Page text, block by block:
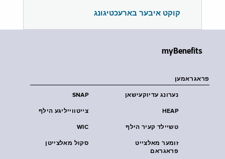
קוקט איבער בארעכטיגונג
myBenefits
פראגראמען
SNAP נערונג עדיוקעישאן
צייטווייליגע הילף HEAP
WIC טשיילד קעיר הילף
סקול מאלצייטן
זומער מאלצייט
פראגראם